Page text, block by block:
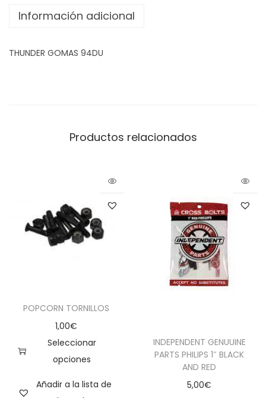
Información adicional
THUNDER GOMAS 94DU
Productos relacionados
POPCORN TORNILLOS
1,00€
Seleccionar
opciones
Añadir a la lista de
INDEPENDENT GENUUINE
PARTS PHILIPS 1″ BLACK
AND RED
5,00€